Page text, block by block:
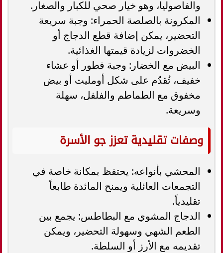
والفاصوليا، وهو خيار صحي للكبار والصغار.
المكرونة بالصلصة الحمراء: وجبة سريعة
التحضير، يمكن إضافة قطع الدجاج أو
الخضروات لزيادة قيمتها الغذائية.
البيض مع الخضار: وجبة فطور أو عشاء
خفيف، تُقدّم على شكل أومليت أو بيض
مخفوق مع الطماطم والفلفل، سهلة
وسريعة.
وصفات تقليدية تعزز جو الأسرة
المحشي بأنواعه: يحتفظ بمكانة خاصة في
التجمعات العائلية ويمنح المائدة طابعاً
تقليدياً.
الدجاج المشوي مع البطاطس: يجمع بين
الطعم الشهي وسهولة التحضير، ويمكن
تقديمه مع الأرز أو السلطة.